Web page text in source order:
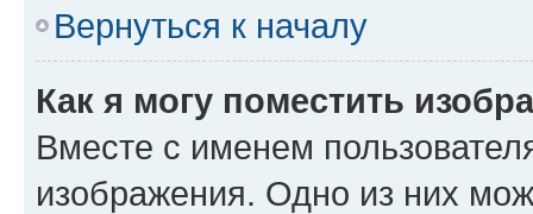
Вернуться к началу
Как я могу поместить
Вместе с именем
изображения. Одно из них